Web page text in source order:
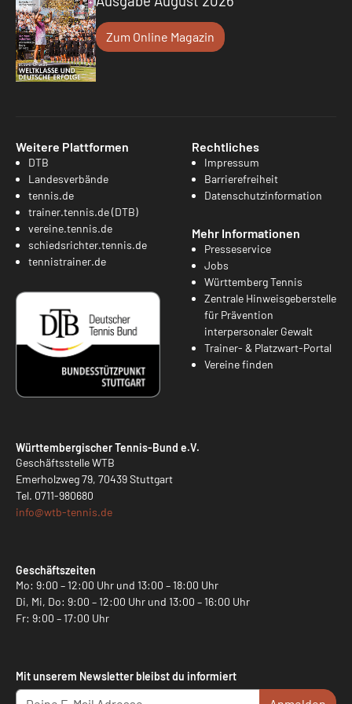
Zum Online Magazin
Weitere Plattformen
DTB
Landesverbände
tennis.de
trainer.tennis.de (DTB)
vereine.tennis.de
schiedsrichter.tennis.de
tennistrainer.de
Rechtliches
Impressum
Barrierefreiheit
Datenschutzinformation
Mehr Informationen
Presseservice
Jobs
Württemberg Tennis
Zentrale Hinweisgeberstelle
für Prävention
interpersonaler Gewalt
Trainer- & Platzwart-Portal
Vereine finden
Württembergischer Tennis-Bund e.V.
Geschäftsstelle WTB
Emerholzweg 79, 70439 Stuttgart
Tel. 0711-980680
info@wtb-tennis.de
Geschäftszeiten
Mo: 9:00 – 12:00 Uhr und 13:00 – 18:00 Uhr
Di, Mi, Do: 9:00 – 12:00 Uhr und 13:00 – 16:00 Uhr
Fr: 9:00 – 17:00 Uhr
Mit unserem Newsletter bleibst du informiert